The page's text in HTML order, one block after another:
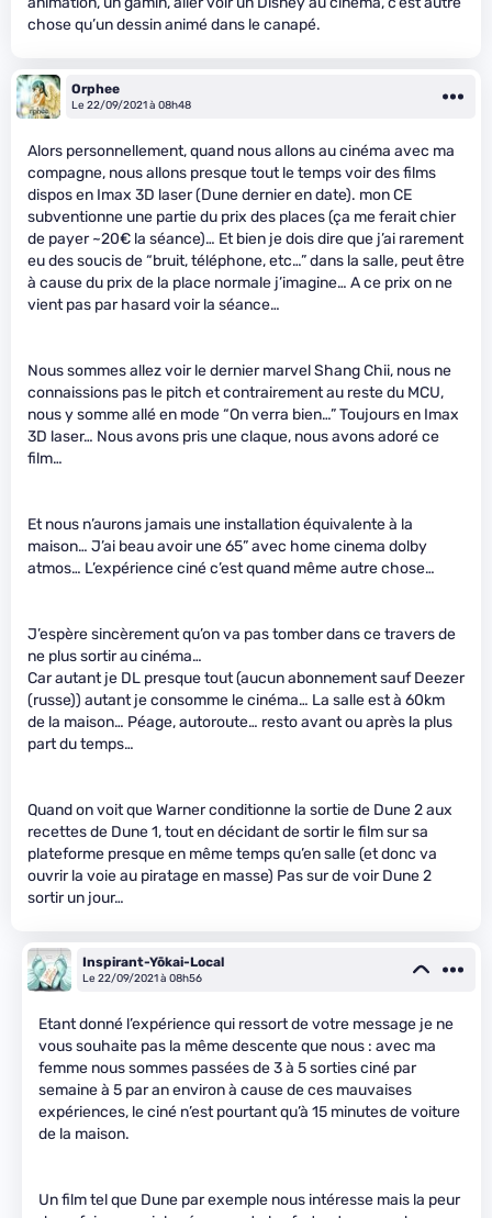
chose qu’un dessin animé dans le canapé.
Orphee
Le 22/09/2021 à 08h48
Alors personnellement, quand nous allons au cinéma avec ma
compagne, nous allons presque tout le temps voir des films
dispos en Imax 3D laser (Dune dernier en date). mon CE
subventionne une partie du prix des places (ça me ferait chier
de payer ~20€ la séance)… Et bien je dois dire que j’ai rarement
eu des soucis de “bruit, téléphone, etc…” dans la salle, peut être
à cause du prix de la place normale j’imagine… A ce prix on ne
vient pas par hasard voir la séance…
Nous sommes allez voir le dernier marvel Shang Chii, nous ne
connaissions pas le pitch et contrairement au reste du MCU,
nous y somme allé en mode “On verra bien…” Toujours en Imax
3D laser… Nous avons pris une claque, nous avons adoré ce
film…
Et nous n’aurons jamais une installation équivalente à la
maison… J’ai beau avoir une 65” avec home cinema dolby
atmos… L’expérience ciné c’est quand même autre chose…
J’espère sincèrement qu’on va pas tomber dans ce travers de
ne plus sortir au cinéma…
Car autant je DL presque tout (aucun abonnement sauf Deezer
(russe)) autant je consomme le cinéma… La salle est à 60km
de la maison… Péage, autoroute… resto avant ou après la plus
part du temps…
Quand on voit que Warner conditionne la sortie de Dune 2 aux
recettes de Dune 1, tout en décidant de sortir le film sur sa
plateforme presque en même temps qu’en salle (et donc va
ouvrir la voie au piratage en masse) Pas sur de voir Dune 2
sortir un jour…
Inspirant-Yōkai-Local
Le 22/09/2021 à 08h56
Etant donné l’expérience qui ressort de votre message je ne
vous souhaite pas la même descente que nous : avec ma
femme nous sommes passées de 3 à 5 sorties ciné par
semaine à 5 par an environ à cause de ces mauvaises
expériences, le ciné n’est pourtant qu’à 15 minutes de voiture
de la maison.
Un film tel que Dune par exemple nous intéresse mais la peur